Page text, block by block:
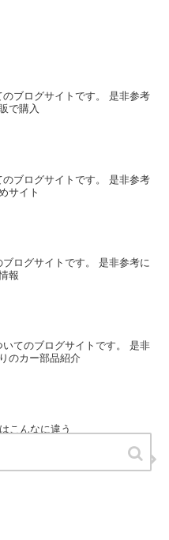
ブログサイトです。 是非参考
で購入
ブログサイトです。 是非参考
サイト
ログサイトです。 是非参考に
報
てのブログサイトです。 是非
のカー部品紹介
こんなに違う
相続対策おまかせドットコム